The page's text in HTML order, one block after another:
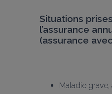
Situations
l’assurance
(assurance
Maladie